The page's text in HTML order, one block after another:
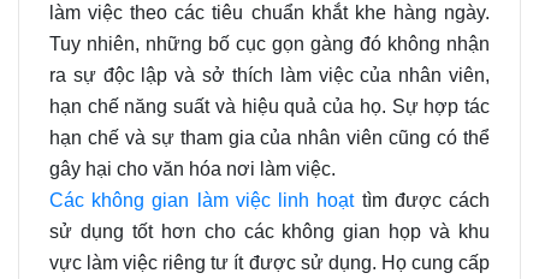
làm việc theo các tiêu chuẩn khắt khe hàng ngày.
Tuy nhiên, những bố cục gọn gàng đó không nhận
ra sự độc lập và sở thích làm việc của nhân viên,
hạn chế năng suất và hiệu quả của họ. Sự hợp tác
hạn chế và sự tham gia của nhân viên cũng có thể
gây hại cho văn hóa nơi làm việc.
Các không gian làm việc linh hoạttìm được cách
sử dụng tốt hơn cho các không gian họp và khu
vực làm việc riêng tư ít được sử dụng. Họ cung cấp